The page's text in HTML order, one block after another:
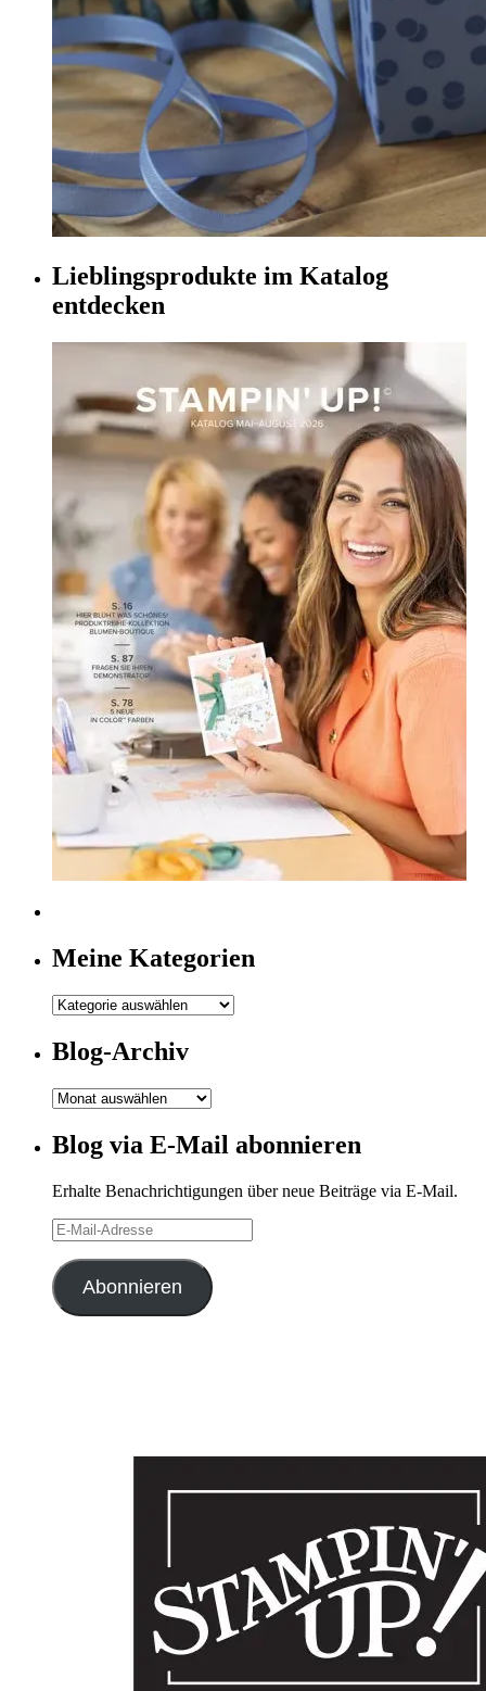
Lieblingsprodukte im Katalog
entdecken
Meine Kategorien
Meine
Blog-Archiv
Blog-
Blog via E-Mail abonnieren
Erhalte Benachrichtigungen über neue Beiträge via E-Mail.
E-
Mail-
Adresse
Abonnieren